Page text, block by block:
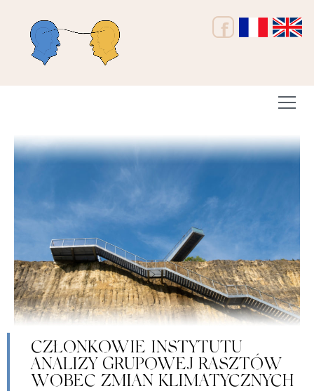
CZŁONKOWIE INSTYTUTU
ANALIZY GRUPOWEJ RASZTÓW
WOBEC ZMIAN KLIMATYCZNYCH